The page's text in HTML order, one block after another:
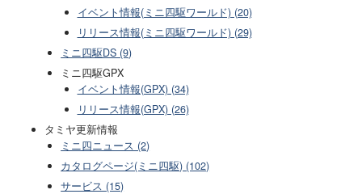
イベント情報(ミニ四駆ワールド) (20)
リリース情報(ミニ四駆ワールド) (29)
ミニ四駆DS (9)
ミニ四駆GPX
イベント情報(GPX) (34)
リリース情報(GPX) (26)
タミヤ更新情報
ミニ四ニュース (2)
カタログページ(ミニ四駆) (102)
サービス (15)